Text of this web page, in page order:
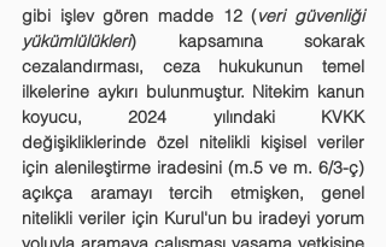
gibi işlev gören madde 12 (veri güvenliği
yükümlülükleri) kapsamına sokarak
cezalandırması, ceza hukukunun temel
ilkelerine aykırı bulunmuştur. Nitekim kanun
koyucu, 2024 yılındaki KVKK
değişikliklerinde özel nitelikli kişisel veriler
için alenileştirme iradesini (m.5 ve m. 6/3-ç)
açıkça aramayı tercih etmişken, genel
nitelikli veriler için Kurul'un bu iradeyi yorum